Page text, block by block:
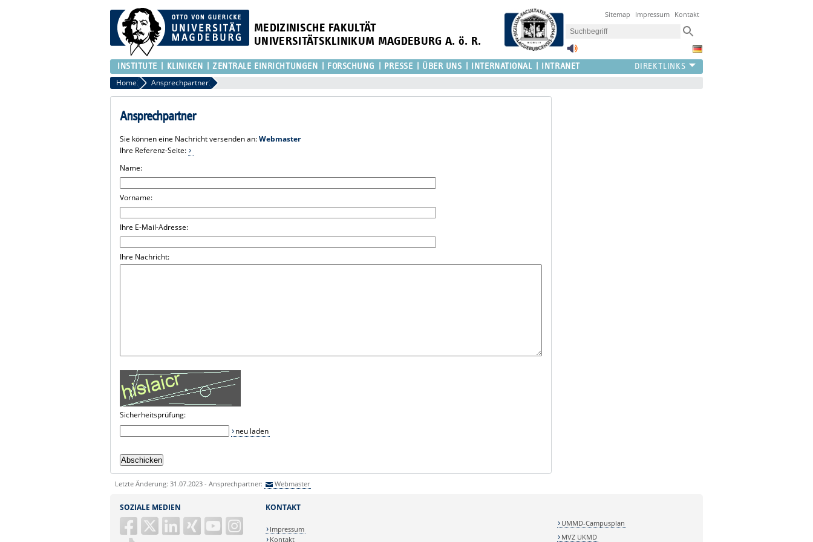
MEDIZINISCHE FAKULTÄT
UNIVERSITÄTSKLINIKUM MAGDEBURG A. ö. R.
Sitemap Impressum Kontakt
INSTITUTE KLINIKEN ZENTRALE EINRICHTUNGEN FORSCHUNG PRESSE ÜBER UNS INTERNATIONAL INTRANET
Home Ansprechpartner
Ansprechpartner
Sie können eine Nachricht versenden an:Webmaster
Ihre Referenz-Seite:
Name:
Vorname:
Ihre E-Mail-Adresse:
Ihre Nachricht:
Sicherheitsprüfung:
neu laden
Letzte Änderung: 31.07.2023 - Ansprechpartner: Webmaster
SOZIALE MEDIEN KONTAKT
Impressum
Kontakt
UMMD-Campusplan
MVZ UKMD